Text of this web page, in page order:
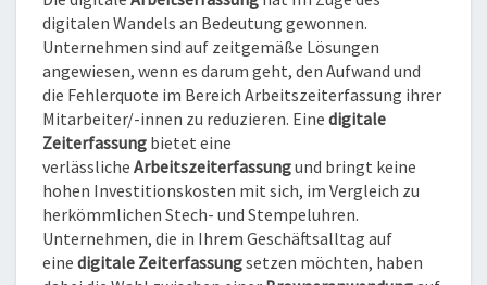
digitalen Wandels an Bedeutung gewonnen.
Unternehmen sind auf zeitgemäße Lösungen
angewiesen, wenn es darum geht, den Aufwand und
die Fehlerquote im Bereich Arbeitszeiterfassung ihrer
Mitarbeiter/-innen zu reduzieren. Eine digitale
Zeiterfassung bietet eine
verlässliche Arbeitszeiterfassungund bringt keine
hohen Investitionskosten mit sich, im Vergleich zu
herkömmlichen Stech- und Stempeluhren.
Unternehmen, die in Ihrem Geschäftsalltag auf
eine digitale Zeiterfassungsetzen möchten, haben